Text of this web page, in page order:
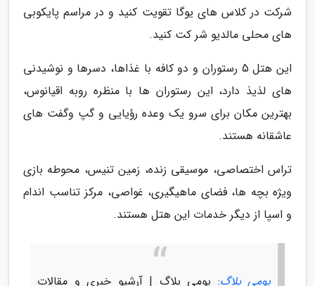
شرکت در کلاس های یوگا تقویت کنید و در مراسم پایکوبی
های محلی مالدیو شر کت کنید.
این هتل 5 رستوران و دو کافه با غذاها، دسرها و نوشیدنی
های لذیذ دارد، این رستوران ها با منظره روبه اقیانوس،
بهترین مکان برای سرو یک وعده رؤیایی و گپ وگفت های
عاشقانه هستند.
تراس اختصاصی، موسیقی زنده، زمین تنیس، محوطه بازی
ویژه بچه ها، فضای ماهیگیری، غواصی، مرکز تناسب اندام
و اسپا از دیگر خدمات این هتل هستند.
یومی بلاگ: یومی بلاگ | آرشیو خبری و مقالات